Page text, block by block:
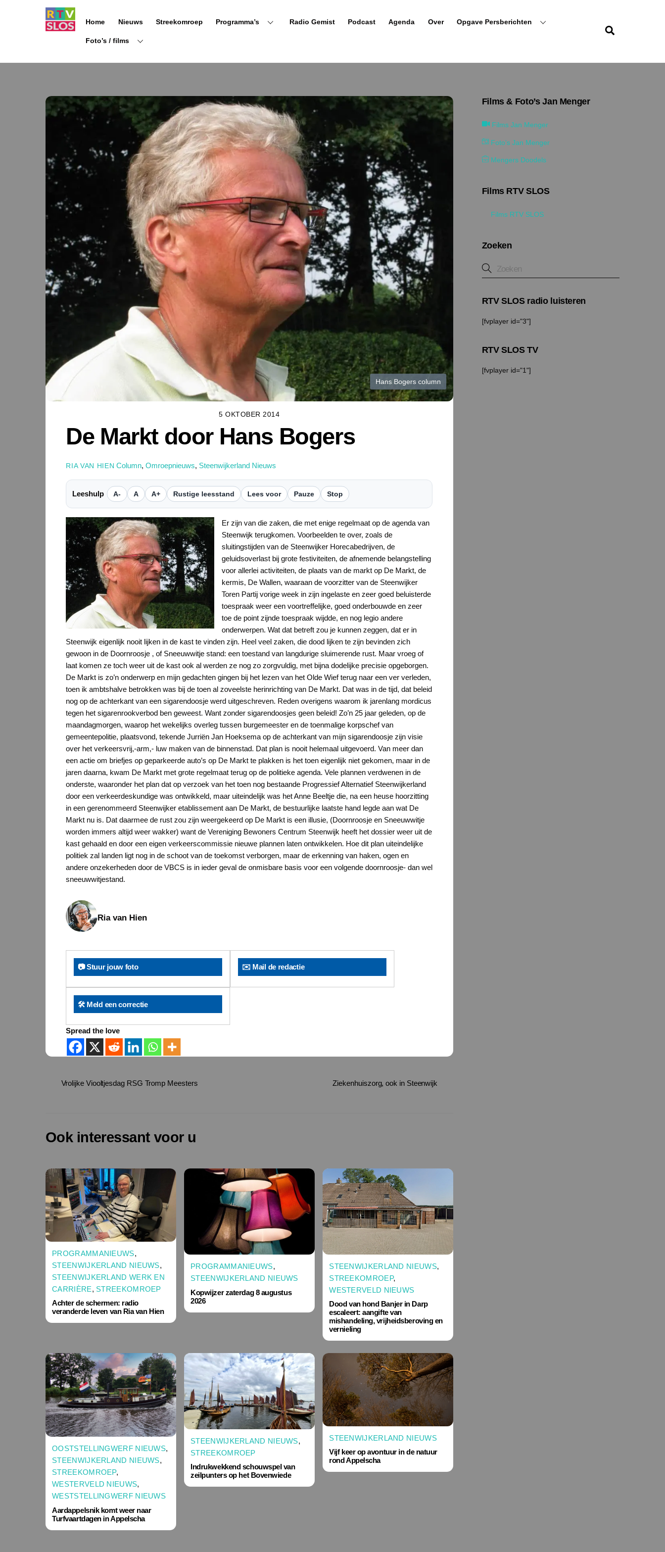
Home Nieuws Streekomroep Programma’s Radio Gemist Podcast Agenda Over Opgave Persberichten
Foto’s / films
Hans Bogers column
5 OKTOBER 2014
De Markt door Hans Bogers
RIA VAN HIEN Column,Omroepnieuws, Steenwijkerland Nieuws
Leeshulp A- A A+ Rustige leesstand Lees voor Pauze Stop
Er zijn van die zaken, die met enige regelmaat op de agenda van
Steenwijk terugkomen. Voorbeelden te over, zoals de
sluitingstijden van de Steenwijker Horecabedrijven, de
geluidsoverlast bij grote festiviteiten, de afnemende belangstelling
voor allerlei activiteiten, de plaats van de markt op De Markt, de
kermis, De Wallen, waaraan de voorzitter van de Steenwijker
Toren Partij vorige week in zijn ingelaste en zeer goed beluisterde
toespraak weer een voortreffelijke, goed onderbouwde en zeer
toe de point zijnde toespraak wijdde, en nog legio andere
onderwerpen. Wat dat betreft zou je kunnen zeggen, dat er in
Steenwijk eigenlijk nooit lijken in de kast te vinden zijn. Heel veel zaken, die dood lijken te zijn bevinden zich
gewoon in de Doornroosje , of Sneeuwwitje stand: een toestand van langdurige sluimerende rust. Maar vroeg of
laat komen ze toch weer uit de kast ook al werden ze nog zo zorgvuldig, met bijna dodelijke precisie opgeborgen.
De Markt is zo’n onderwerp en mijn gedachten gingen bij het lezen van het Olde Wief terug naar een ver verleden,
toen ik ambtshalve betrokken was bij de toen al zoveelste herinrichting van De Markt. Dat was in de tijd, dat beleid
nog op de achterkant van een sigarendoosje werd uitgeschreven. Reden overigens waarom ik jarenlang mordicus
tegen het sigarenrookverbod ben geweest. Want zonder sigarendoosjes geen beleid! Zo’n 25 jaar geleden, op de
maandagmorgen, waarop het wekelijks overleg tussen burgemeester en de toenmalige korpschef van
gemeentepolitie, plaatsvond, tekende Jurriën Jan Hoeksema op de achterkant van mijn sigarendoosje zijn visie
over het verkeersvrij,-arm,- luw maken van de binnenstad. Dat plan is nooit helemaal uitgevoerd. Van meer dan
een actie om briefjes op geparkeerde auto’s op De Markt te plakken is het toen eigenlijk niet gekomen, maar in de
jaren daarna, kwam De Markt met grote regelmaat terug op de politieke agenda. Vele plannen verdwenen in de
onderste, waaronder het plan dat op verzoek van het toen nog bestaande Progressief Alternatief Steenwijkerland
door een verkeerdeskundige was ontwikkeld, maar uiteindelijk was het Anne Beeltje die, na een heuse hoorzitting
in een gerenommeerd Steenwijker etablissement aan De Markt, de bestuurlijke laatste hand legde aan wat De
Markt nu is. Dat daarmee de rust zou zijn weergekeerd op De Markt is een illusie, (Doornroosje en Sneeuwwitje
worden immers altijd weer wakker) want de Vereniging Bewoners Centrum Steenwijk heeft het dossier weer uit de
kast gehaald en door een eigen verkeerscommissie nieuwe plannen laten ontwikkelen. Hoe dit plan uiteindelijke
politiek zal landen ligt nog in de schoot van de toekomst verborgen, maar de erkenning van haken, ogen en
andere onzekerheden door de VBCS is in ieder geval de onmisbare basis voor een volgende doornroosje- dan wel
sneeuwwitjestand.
Ria van Hien
📷 Stuur jouw foto ✉️ Mail de redactie
🛠️ Meld een correctie
Spread the love
Vrolijke Viooltjesdag RSG Tromp Meesters Ziekenhuiszorg, ook in Steenwijk
Ook interessant voor u
PROGRAMMANIEUWS,
STEENWIJKERLAND NIEUWS,
STEENWIJKERLAND WERK EN
CARRIÈRE, STREEKOMROEP
Achter de schermen: radio
veranderde leven van Ria van Hien
PROGRAMMANIEUWS,
STEENWIJKERLAND NIEUWS
Kopwijzer zaterdag 8 augustus
2026
STEENWIJKERLAND NIEUWS,
STREEKOMROEP,
WESTERVELD NIEUWS
Dood van hond Banjer in Darp
escaleert: aangifte van
mishandeling, vrijheidsberoving en
vernieling
OOSTSTELLINGWERF NIEUWS,
STEENWIJKERLAND NIEUWS,
STREEKOMROEP,
WESTERVELD NIEUWS,
WESTSTELLINGWERF NIEUWS
Aardappelsnik komt weer naar
Turfvaartdagen in Appelscha
STEENWIJKERLAND NIEUWS,
STREEKOMROEP
Indrukwekkend schouwspel van
zeilpunters op het Bovenwiede
STEENWIJKERLAND NIEUWS
Vijf keer op avontuur in de natuur
rond Appelscha
Films & Foto’s Jan Menger
Films Jan Menger
Foto’s Jan Menger
Mengers Doodels
Films RTV SLOS
Films RTV SLOS
Zoeken
RTV SLOS radio luisteren
[fvplayer id="3"]
RTV SLOS TV
[fvplayer id="1"]